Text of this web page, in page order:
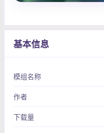
基本信息
模组名称
作者
下载量